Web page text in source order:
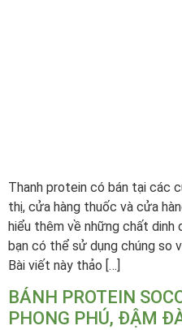
Thanh protein có bán tại các
thị, cửa hàng thuốc và cửa
hiểu thêm về những chất dinh
bạn có thể sử dụng chúng so
Bài viết này thảo […]
BÁNH PROTEIN
PHONG PHÚ, ĐẬM